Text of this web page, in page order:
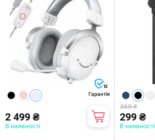
12
Гарантія
2 499 ₴
В наявності
369 ₴
299 ₴
В наявності